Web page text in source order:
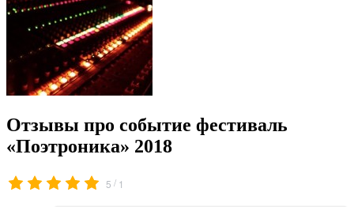
Отзывы про событие фестиваль
«Поэтроника» 2018
5 / 1